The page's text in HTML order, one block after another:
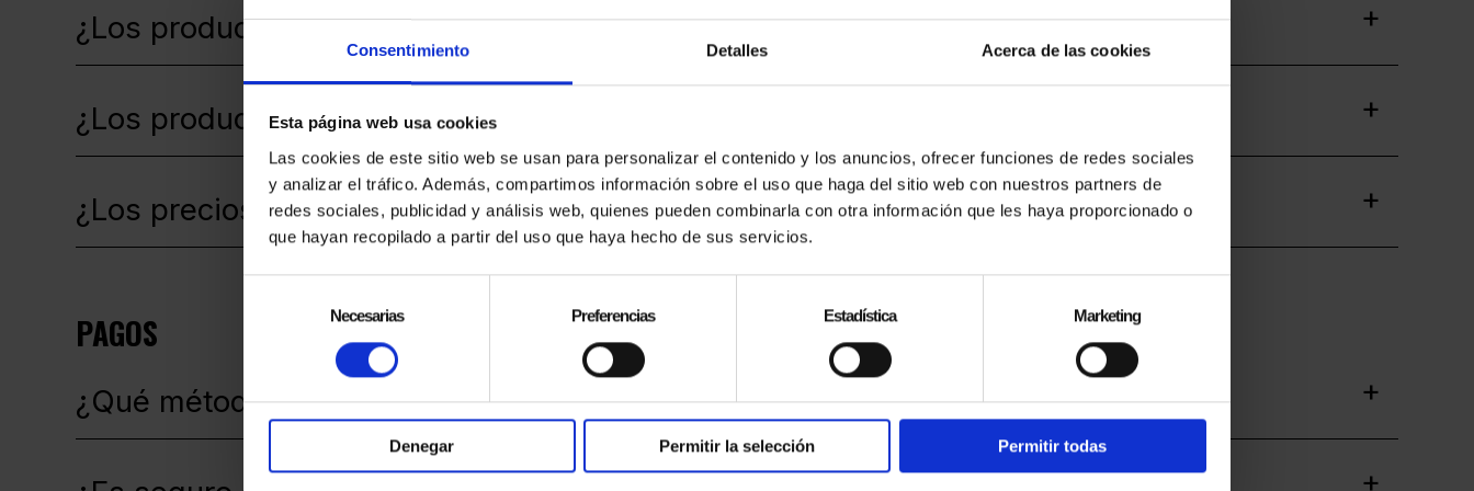
Consentimiento Detalles Acerca de las cookies
Esta página web usa cookies
Las cookies de este sitio web se usan para personalizar el contenido y los anuncios, ofrecer funciones de redes sociales
y analizar el tráfico. Además, compartimos información sobre el uso que haga del sitio web con nuestros partners de
redes sociales, publicidad y análisis web, quienes pueden combinarla con otra información que les haya proporcionado o
que hayan recopilado a partir del uso que haya hecho de sus servicios.
consentimiento
Necesarias Preferencias Estadística Marketing
Denegar Permitir la selección Permitir todas
¿Los productos son oficiales de El Mago Pop?
¿Los productos pueden agotarse?
¿Los precios pueden variar entre la tienda online y la tienda física?
PAGOS
¿Qué métodos de pago aceptan?